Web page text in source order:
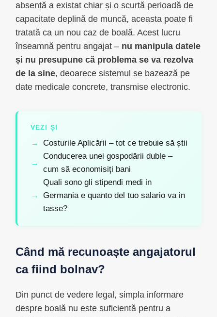
absență a existat chiar și o scurtă perioadă de
capacitate deplină de muncă, aceasta poate fi
tratată ca un nou caz de boală. Acest lucru
înseamnă pentru angajat – nu manipula datele
și nu presupune că problema se va rezolva
de la sine, deoarece sistemul se bazează pe
date medicale concrete, transmise electronic.
VEZI ȘI
Costurile Aplicării – tot ce trebuie să știi
Conducerea unei gospodării duble –
cum să economisiți bani
Quali sono gli stipendi medi in
Germania e quanto del tuo salario va in
tasse?
Când mă recunoaște angajatorul
ca fiind bolnav?
Din punct de vedere legal, simpla informare
despre boală nu este suficientă pentru a